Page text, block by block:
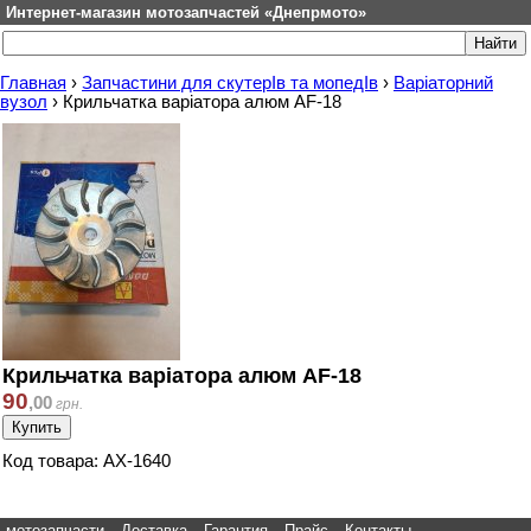
Интернет-магазин мотозапчастей «Днепрмото»
Главная › Запчастини для скутерІв та мопедІв › Варіаторний
вузол › Крильчатка варіатора алюм AF-18
Крильчатка варіатора алюм AF-18
90,00 грн.
Код товара: AX-1640